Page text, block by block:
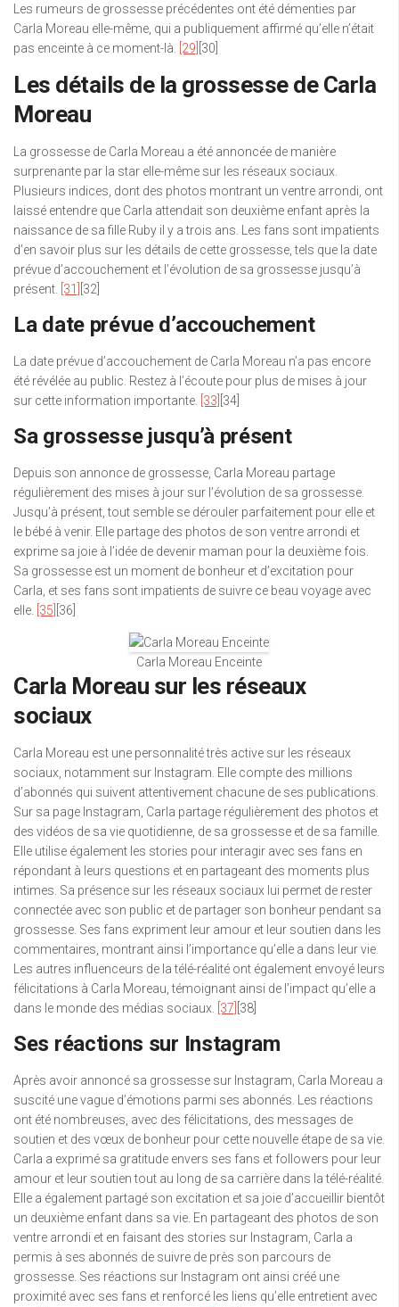
Les rumeurs de grossesse précédentes ont été démenties par
Carla Moreau elle-même, qui a publiquement affirmé qu’elle n’était
pas enceinte à ce moment-là.
[29] [30]
Les détails de la grossesse de Carla
Moreau
La grossesse de Carla Moreau a été annoncée de manière
surprenante par la star elle-même sur les réseaux sociaux.
Plusieurs indices, dont des photos montrant un ventre arrondi, ont
laissé entendre que Carla attendait son deuxième enfant après la
naissance de sa fille Ruby il y a trois ans. Les fans sont impatients
d’en savoir plus sur les détails de cette grossesse, tels que la date
prévue d’accouchement et l’évolution de sa grossesse jusqu’à
présent.
[31] [32]
La date prévue d’accouchement
La date prévue d’accouchement de Carla Moreau n’a pas encore
été révélée au public. Restez à l’écoute pour plus de mises à jour
sur cette information importante.
[33] [34]
Sa grossesse jusqu’à présent
Depuis son annonce de grossesse, Carla Moreau partage
régulièrement des mises à jour sur l’évolution de sa grossesse.
Jusqu’à présent, tout semble se dérouler parfaitement pour elle et
le bébé à venir. Elle partage des photos de son ventre arrondi et
exprime sa joie à l’idée de devenir maman pour la deuxième fois.
Sa grossesse est un moment de bonheur et d’excitation pour
Carla, et ses fans sont impatients de suivre ce beau voyage avec
elle.
[35] [36]
Carla Moreau Enceinte
Carla Moreau sur les réseaux
sociaux
Carla Moreau est une personnalité très active sur les réseaux
sociaux, notamment sur Instagram. Elle compte des millions
d’abonnés qui suivent attentivement chacune de ses publications.
Sur sa page Instagram, Carla partage régulièrement des photos et
des vidéos de sa vie quotidienne, de sa grossesse et de sa famille.
Elle utilise également les stories pour interagir avec ses fans en
répondant à leurs questions et en partageant des moments plus
intimes. Sa présence sur les réseaux sociaux lui permet de rester
connectée avec son public et de partager son bonheur pendant sa
grossesse. Ses fans expriment leur amour et leur soutien dans les
commentaires, montrant ainsi l’importance qu’elle a dans leur vie.
Les autres influenceurs de la télé-réalité ont également envoyé leurs
félicitations à Carla Moreau, témoignant ainsi de l’impact qu’elle a
dans le monde des médias sociaux.
[37] [38]
Ses réactions sur Instagram
Après avoir annoncé sa grossesse sur Instagram, Carla Moreau a
suscité une vague d’émotions parmi ses abonnés. Les réactions
ont été nombreuses, avec des félicitations, des messages de
soutien et des vœux de bonheur pour cette nouvelle étape de sa vie.
Carla a exprimé sa gratitude envers ses fans et followers pour leur
amour et leur soutien tout au long de sa carrière dans la télé-réalité.
Elle a également partagé son excitation et sa joie d’accueillir bientôt
un deuxième enfant dans sa vie. En partageant des photos de son
ventre arrondi et en faisant des stories sur Instagram, Carla a
permis à ses abonnés de suivre de près son parcours de
grossesse. Ses réactions sur Instagram ont ainsi créé une
proximité avec ses fans et renforcé les liens qu’elle entretient avec